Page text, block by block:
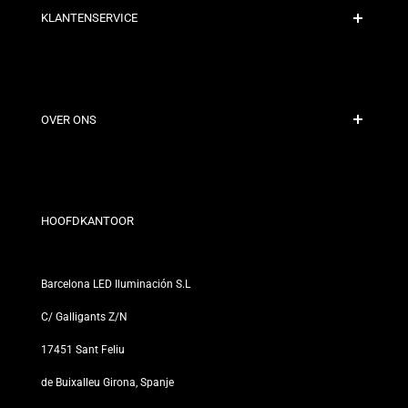
KLANTENSERVICE
Contact
OVER ONS
Onze Winkels
HOOFDKANTOOR
Barcelona LED Iluminación S.L
C/ Galligants Z/N
17451 Sant Feliu
de Buixalleu Girona, Spanje